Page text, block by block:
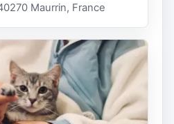
Maurrin, France